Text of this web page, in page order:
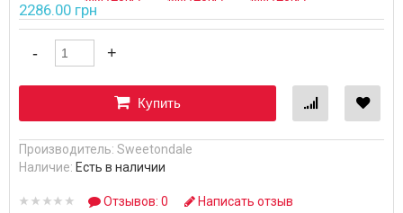
2286.00 грн
Купить
Производитель: Sweetondale
Наличие: Есть в наличии
Отзывов: 0 Написать отзыв